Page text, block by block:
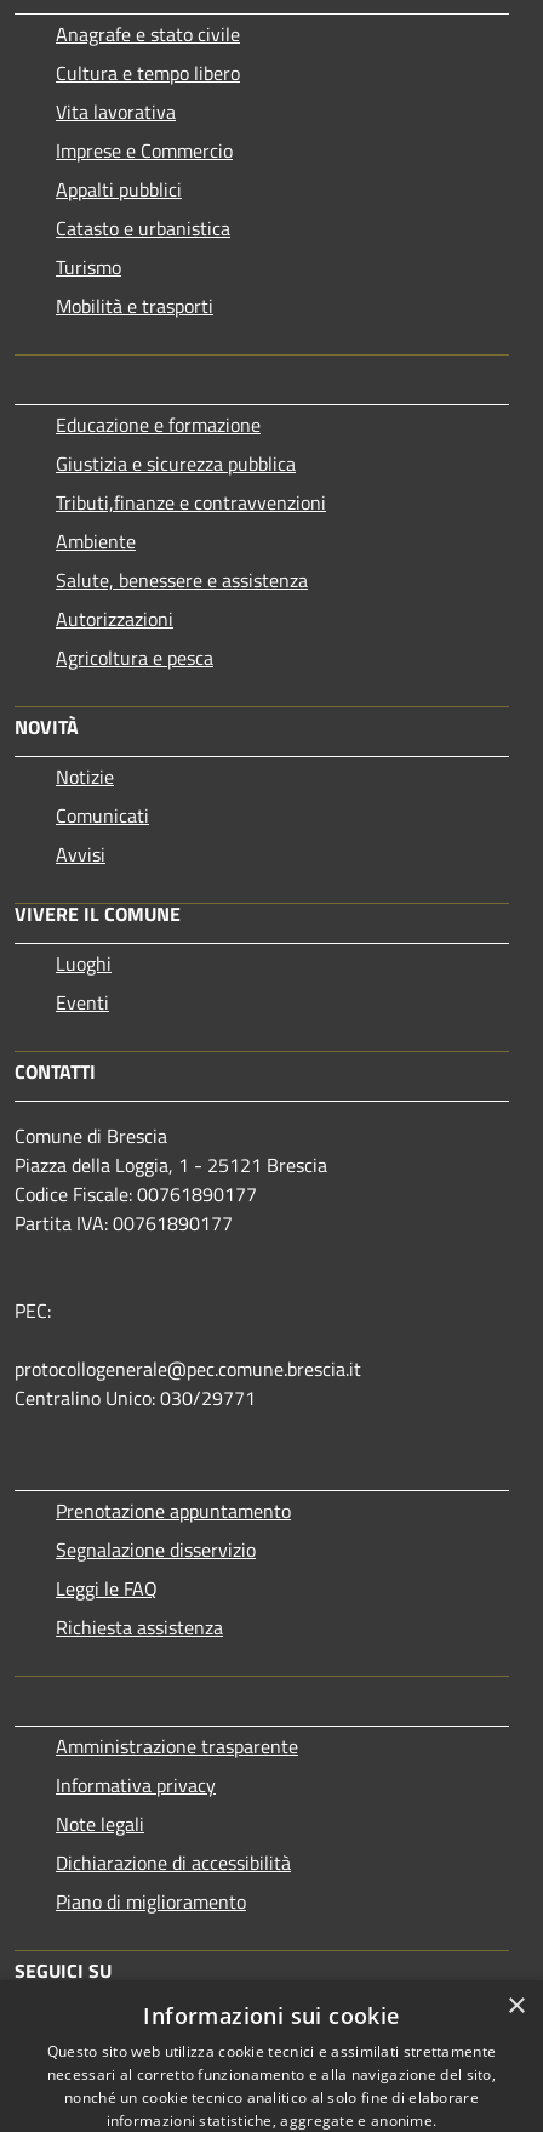
Anagrafe e stato civile
Cultura e tempo libero
Vita lavorativa
Imprese e Commercio
Appalti pubblici
Catasto e urbanistica
Turismo
Mobilità e trasporti
Educazione e formazione
Giustizia e sicurezza pubblica
Tributi,finanze e contravvenzioni
Ambiente
Salute, benessere e assistenza
Autorizzazioni
Agricoltura e pesca
NOVITÀ
Notizie
Comunicati
Avvisi
VIVERE IL COMUNE
Luoghi
Eventi
CONTATTI
Comune di Brescia
Piazza della Loggia, 1 - 25121 Brescia
Codice Fiscale: 00761890177
Partita IVA: 00761890177
PEC:
protocollogenerale@pec.comune.brescia.it
Centralino Unico: 030/29771
Prenotazione appuntamento
Segnalazione disservizio
Leggi le FAQ
Richiesta assistenza
Amministrazione trasparente
Informativa privacy
Note legali
Dichiarazione di accessibilità
Piano di miglioramento
SEGUICI SU
×
Informazioni sui cookie
Questo sito web utilizza cookie tecnici e assimilati strettamente
necessari al corretto funzionamento e alla navigazione del sito,
nonché un cookie tecnico analitico al solo fine di elaborare
informazioni statistiche, aggregate e anonime.